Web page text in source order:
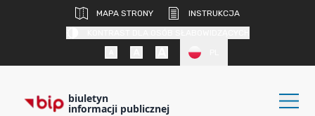
MAPA STRONY
INSTRUKCJA
biuletyn
informacji publicznej